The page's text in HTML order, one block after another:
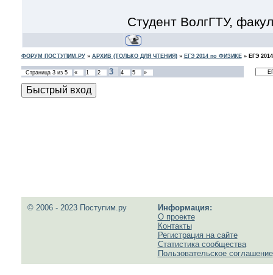
Студент ВолгГТУ,
ФОРУМ ПОСТУПИМ.РУ» АРХИВ (ТОЛЬКО ДЛЯ ЧТЕНИЯ)» ЕГЭ 2014 по ФИЗИКЕ» ЕГЭ 2014
Страница 3из 5 « 1 2 3 4 5 »
© 2006 - 2023 Поступим.ру
Информация:
О проекте
Контакты
Регистрация на сайте
Статистика сообщества
Пользовательское соглашение